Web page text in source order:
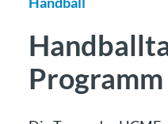
Programm